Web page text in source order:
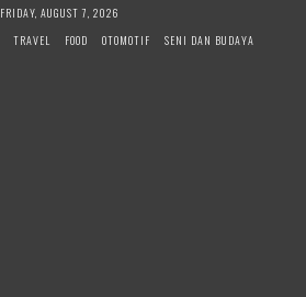
FRIDAY, AUGUST 7, 2026
TRAVEL FOOD OTOMOTIF SENI DAN BUDAYA